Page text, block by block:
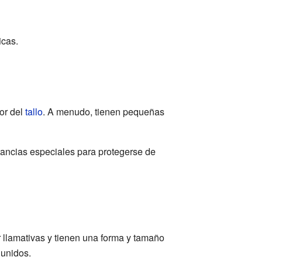
del tallo. A menudo, tienen pequeñas
especiales para protegerse de
y tienen una forma y tamaño